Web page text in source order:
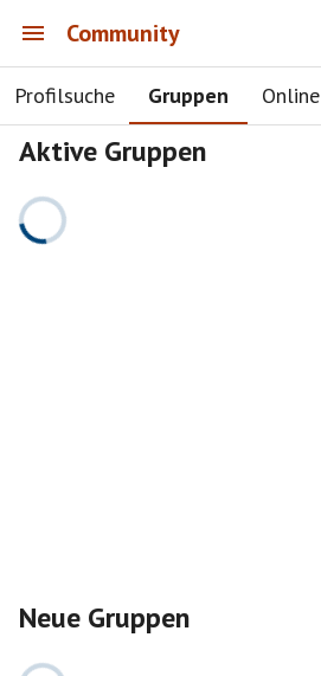
Community
Profilsuche Gruppen
Aktive Gruppen
Neue Gruppen